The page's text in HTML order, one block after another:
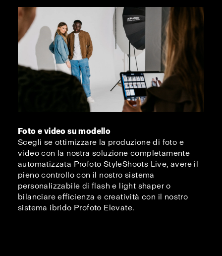
Foto e video su modello
Scegli se ottimizzare la produzione di foto e
video con la nostra soluzione completamente
automatizzata Profoto StyleShoots Live, avere il
pieno controllo con il nostro sistema
personalizzabile di flash e light shaper o
bilanciare efficienza e creatività con il nostro
sistema ibrido Profoto Elevate.